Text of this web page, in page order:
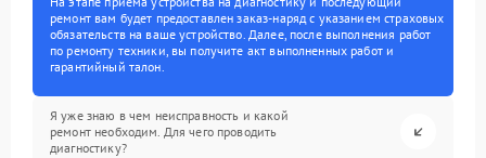
ремонт вам будет предоставлен заказ-наряд с указанием страховых
обязательств на ваше устройство. Далее, после выполнения работ
по ремонту техники, вы получите акт выполненных работ и
гарантийный талон.
Я уже знаю в чем неисправность и какой
ремонт необходим. Для чего проводить
диагностику?